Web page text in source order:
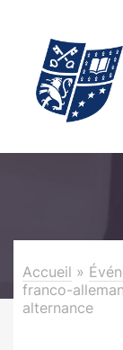
Accueil »
franco-
alternance